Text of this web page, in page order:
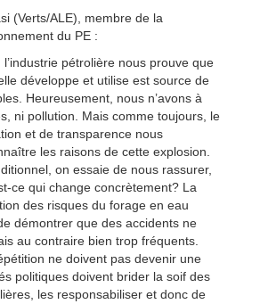
(Verts/ALE), membre de la
du PE :
pétrolière nous prouve que
développe et utilise est source de
Heureusement, nous n’avons à
ni pollution. Mais comme toujours, le
et de transparence nous
les raisons de cette explosion.
on essaie de nous rassurer,
ce qui change concrètement? La
des risques du forage en eau
démontrer que des accidents ne
au contraire bien trop fréquents.
ne doivent pas devenir une
politiques doivent brider la soif des
les responsabiliser et donc de